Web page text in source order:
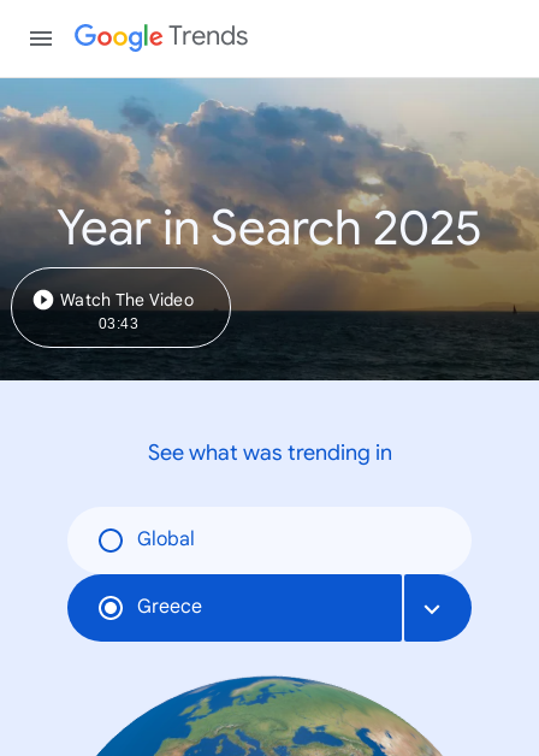
Trends
Year in Search 2025
Watch The Video
03:43
See what was trending in
Global
Greece